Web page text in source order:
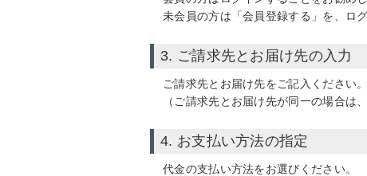
未会員の方は「会員登録する」を、ロ
3. ご請求先とお届け先の入力
ご請求先とお届け先をご記入ください。
（ご請求先とお届け先が同一の場合は
4. お支払い方法の指定
代金の支払い方法をお選びください。